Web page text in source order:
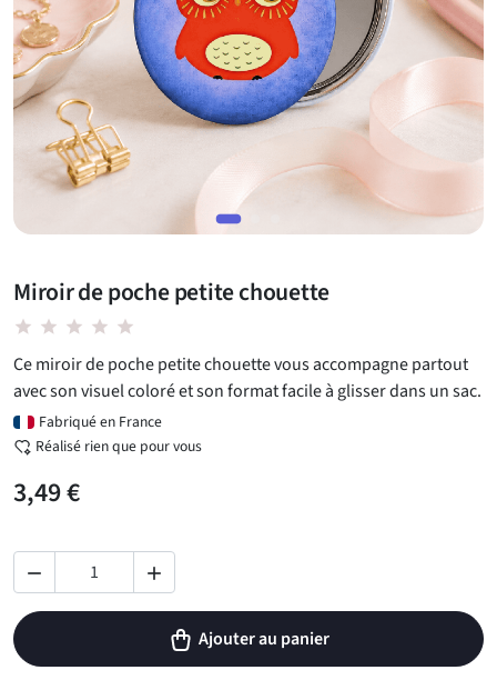
Miroir de poche petite chouette
star star star star star
Ce miroir de poche petite chouette vous accompagne partout
avec son visuel coloré et son format facile à glisser dans un sac.
Fabriqué en France
Réalisé rien que pour vous
3,49 €
 
Ajouter au panier